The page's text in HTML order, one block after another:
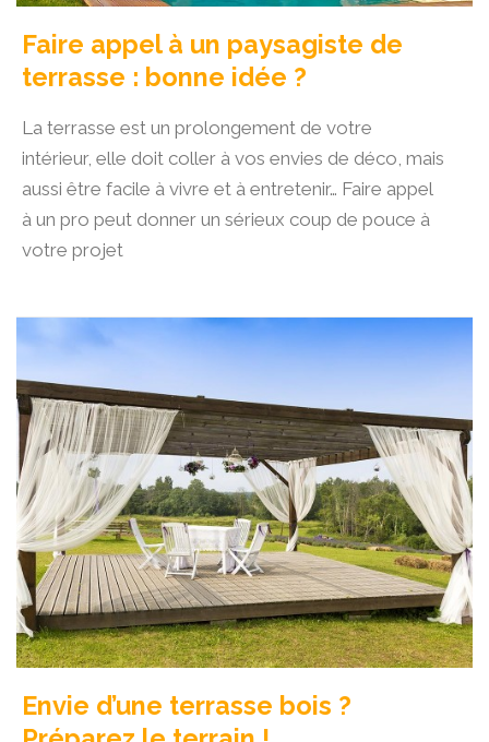
Faire appel à un paysagiste de
terrasse : bonne idée ?
La terrasse est un prolongement de votre
intérieur, elle doit coller à vos envies de déco, mais
aussi être facile à vivre et à entretenir… Faire appel
à un pro peut donner un sérieux coup de pouce à
votre projet
Envie d’une terrasse bois ?